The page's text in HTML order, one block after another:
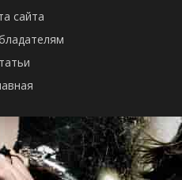
сайта